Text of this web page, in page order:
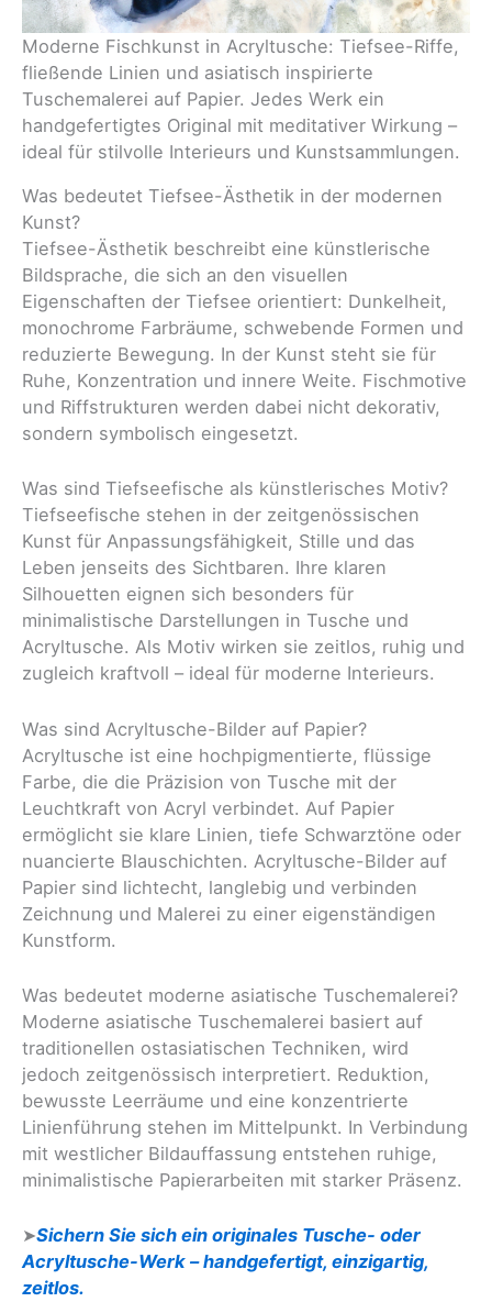
Moderne Fischkunst in Acryltusche: Tiefsee-Riffe,
fließende Linien und asiatisch inspirierte
Tuschemalerei auf Papier. Jedes Werk ein
handgefertigtes Original mit meditativer Wirkung –
ideal für stilvolle Interieurs und Kunstsammlungen.
Was bedeutet Tiefsee-Ästhetik in der modernen
Kunst?
Tiefsee-Ästhetik beschreibt eine künstlerische
Bildsprache, die sich an den visuellen
Eigenschaften der Tiefsee orientiert: Dunkelheit,
monochrome Farbräume, schwebende Formen und
reduzierte Bewegung. In der Kunst steht sie für
Ruhe, Konzentration und innere Weite. Fischmotive
und Riffstrukturen werden dabei nicht dekorativ,
sondern symbolisch eingesetzt.
Was sind Tiefseefische als künstlerisches Motiv?
Tiefseefische stehen in der zeitgenössischen
Kunst für Anpassungsfähigkeit, Stille und das
Leben jenseits des Sichtbaren. Ihre klaren
Silhouetten eignen sich besonders für
minimalistische Darstellungen in Tusche und
Acryltusche. Als Motiv wirken sie zeitlos, ruhig und
zugleich kraftvoll – ideal für moderne Interieurs.
Was sind Acryltusche-Bilder auf Papier?
Acryltusche ist eine hochpigmentierte, flüssige
Farbe, die die Präzision von Tusche mit der
Leuchtkraft von Acryl verbindet. Auf Papier
ermöglicht sie klare Linien, tiefe Schwarztöne oder
nuancierte Blauschichten. Acryltusche-Bilder auf
Papier sind lichtecht, langlebig und verbinden
Zeichnung und Malerei zu einer eigenständigen
Kunstform.
Was bedeutet moderne asiatische Tuschemalerei?
Moderne asiatische Tuschemalerei basiert auf
traditionellen ostasiatischen Techniken, wird
jedoch zeitgenössisch interpretiert. Reduktion,
bewusste Leerräume und eine konzentrierte
Linienführung stehen im Mittelpunkt. In Verbindung
mit westlicher Bildauffassung entstehen ruhige,
minimalistische Papierarbeiten mit starker Präsenz.
➤Sichern Sie sich ein originales Tusche- oder
Acryltusche-Werk – handgefertigt, einzigartig,
zeitlos.